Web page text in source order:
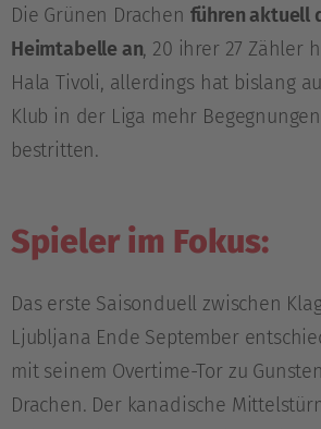
Die Grünen Drachen führen aktuell
Heimtabelle an, 20 ihrer 27 Zähler
Hala Tivoli, allerdings hat bislang
Klub in der Liga mehr
bestritten.
Spieler im Fokus:
Das erste Saisonduell zwischen
Ljubljana Ende September
mit seinem Overtime-Tor zu
Drachen. Der kanadische